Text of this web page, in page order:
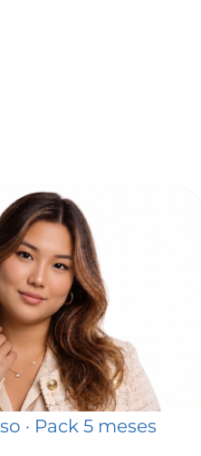
· Pack 5 meses